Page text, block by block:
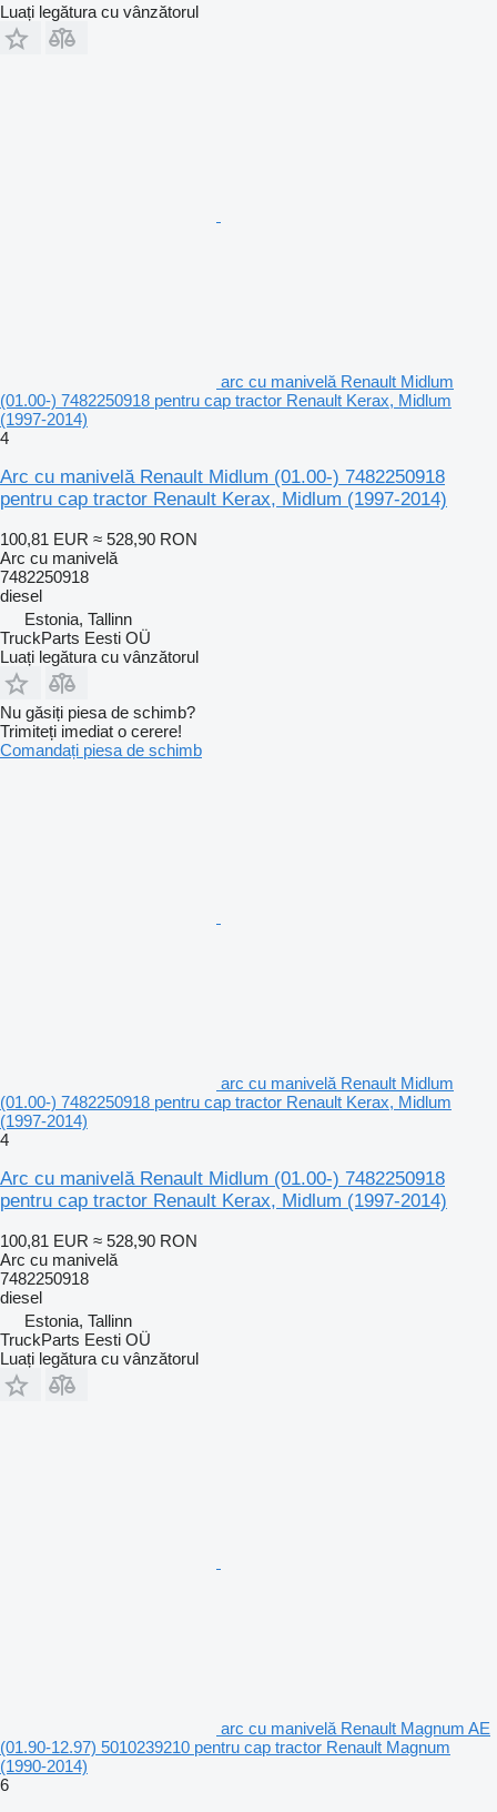
Luați legătura cu vânzătorul
arc cu manivelă Renault Midlum
(01.00-) 7482250918 pentru cap tractor Renault Kerax, Midlum
(1997-2014)
4
Arc cu manivelă Renault Midlum (01.00-) 7482250918
pentru cap tractor Renault Kerax, Midlum (1997-2014)
100,81 EUR ≈ 528,90 RON
Arc cu manivelă
7482250918
diesel
Estonia, Tallinn
TruckParts Eesti OÜ
Luați legătura cu vânzătorul
Nu găsiți piesa de schimb?
Trimiteți imediat o cerere!
Comandați piesa de schimb
arc cu manivelă Renault Midlum
(01.00-) 7482250918 pentru cap tractor Renault Kerax, Midlum
(1997-2014)
4
Arc cu manivelă Renault Midlum (01.00-) 7482250918
pentru cap tractor Renault Kerax, Midlum (1997-2014)
100,81 EUR ≈ 528,90 RON
Arc cu manivelă
7482250918
diesel
Estonia, Tallinn
TruckParts Eesti OÜ
Luați legătura cu vânzătorul
arc cu manivelă Renault Magnum AE
(01.90-12.97) 5010239210 pentru cap tractor Renault Magnum
(1990-2014)
6